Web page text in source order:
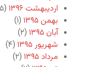
اردیبهشت ۱۳۹۶
(۵)
بهمن ۱۳۹۵
(۱)
آبان ۱۳۹۵
(۲)
شهریور ۱۳۹۵
(۴)
مرداد ۱۳۹۵
(۲)